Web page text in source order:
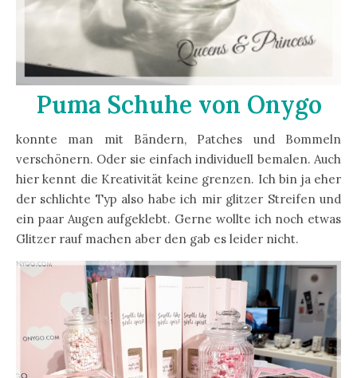
Puma Schuhe von Onygo
konnte man mit Bändern, Patches und Bommeln
verschönern. Oder sie einfach individuell bemalen. Auch
hier kennt die Kreativität keine grenzen. Ich bin ja eher
der schlichte Typ also habe ich mir glitzer Streifen und
ein paar Augen aufgeklebt. Gerne wollte ich noch etwas
Glitzer rauf machen aber den gab es leider nicht.